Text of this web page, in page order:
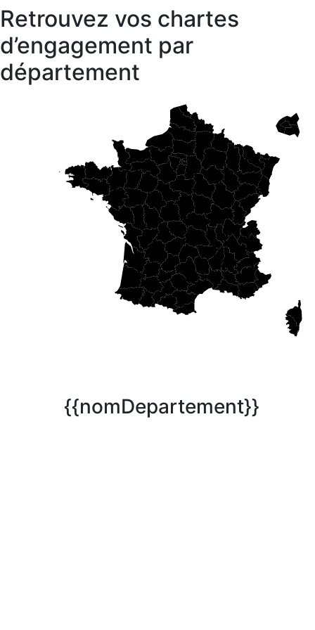
Retrouvez vos chartes
d’engagement par
département
{{nomDepartement}}